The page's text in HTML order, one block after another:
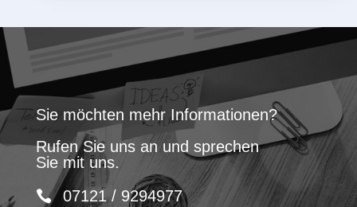
Sie möchten mehr Informationen?
Rufen Sie uns an und sprechen
Sie mit uns.
07121 / 9294977